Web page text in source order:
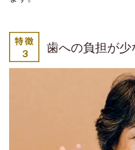
歯への負担が